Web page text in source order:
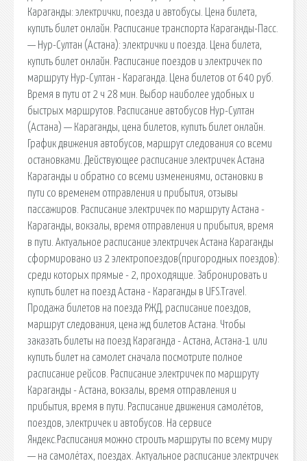
Караганды: электрички, поезда и автобусы. Цена билета,
купить билет онлайн. Расписание транспорта Караганды-Пасс.
— Нур-Султан (Астана): электрички и поезда. Цена билета,
купить билет онлайн. Расписание поездов и электричек по
маршруту Нур-Султан - Караганда. Цена билетов от 640 руб.
Время в пути от 2 ч 28 мин. Выбор наиболее удобных и
быстрых маршрутов. Расписание автобусов Нур-Султан
(Астана) — Караганды, цена билетов, купить билет онлайн.
График движения автобусов, маршрут следования со всеми
остановками. Действующее расписание электричек Астана
Караганды и обратно со всеми изменениями, остановки в
пути со временем отправления и прибытия, отзывы
пассажиров. Расписание электричек по маршруту Астана -
Караганды, вокзалы, время отправления и прибытия, время
в пути. Актуальное расписание электричек Астана Караганды
сформировано из 2 электропоездов(пригородных поездов):
среди которых прямые - 2, проходящие. Забронировать и
купить билет на поезд Астана - Караганды в UFS.Travel.
Продажа билетов на поезда РЖД, расписание поездов,
маршрут следования, цена жд билетов Астана. Чтобы
заказать билеты на поезд Караганда - Астана, Астана-1 или
купить билет на самолет сначала посмотрите полное
расписание рейсов. Расписание электричек по маршруту
Караганды - Астана, вокзалы, время отправления и
прибытия, время в пути. Расписание движения самолётов,
поездов, электричек и автобусов. На сервисе
Яндекс.Расписания можно строить маршруты по всему миру
— на самолётах, поездах. Актуальное расписание электричек